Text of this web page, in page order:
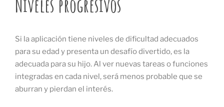
Niveles progresivos
Si la aplicación tiene niveles de dificultad adecuados
para su edad y presenta un desafío divertido, es la
adecuada para su hijo. Al ver nuevas tareas o funciones
integradas en cada nivel, será menos probable que se
aburran y pierdan el interés.